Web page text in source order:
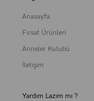
Anasayfa
Fırsat Ürünleri
Anneler Kulubü
İletişim
Yardım Lazım mı ?